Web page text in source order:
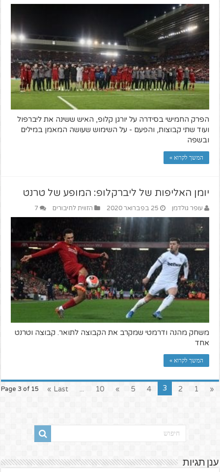
הפרק החמישי בסידרה על יורגן קלופ, האיש ששינה את ליברפול
ועוד שתי קבוצות, והפעם - על השימוש שעושה המאמן במילים
ובשפה
המשך לקרוא »
יומן האליפות של ליברקלופ: המופע של טרנט
עופר גולדמן 25 בפברואר 2020 הזווית לחיבורים 7
משחק מהנה ודרמטי שמקרב את הקבוצה לתואר. קבוצה וטרנט
אחד
המשך לקרוא »
Page 3 of 15 «
1
2
3
4
5
»
10
...
Last »
ענן תגיות